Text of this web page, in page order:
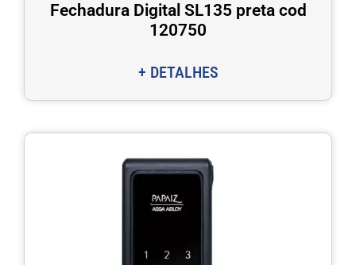
Fechadura Digital SL135 preta cod
120750
+ DETALHES